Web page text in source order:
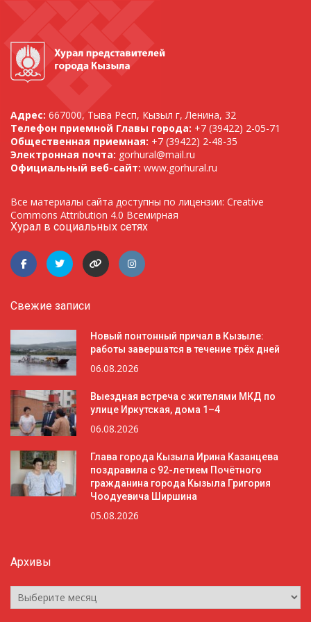
Адрес: 667000, Тыва Респ, Кызыл г, Ленина, 32
Телефон приемной Главы города: +7 (39422) 2-05-71
Общественная приемная: +7 (39422) 2-48-35
Электронная почта: gorhural@mail.ru
Официальный веб-сайт: www.gorhural.ru
Все материалы сайта доступны по лицензии: Creative
Commons Attribution 4.0 Всемирная
Хурал в социальных сетях
Свежие записи
Новый понтонный причал в Кызыле:
работы завершатся в течение трёх дней
06.08.2026
Выездная встреча с жителями МКД по
улице Иркутская, дома 1–4
06.08.2026
Глава города Кызыла Ирина Казанцева
поздравила с 92-летием Почётного
гражданина города Кызыла Григория
Чоодуевича Ширшина
05.08.2026
Архивы
Архивы